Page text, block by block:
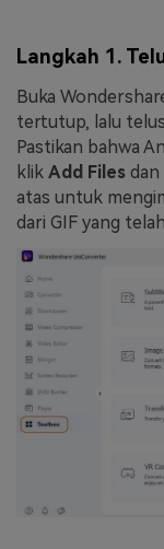
Langkah 1.
Buka
tertutup, lalu
Pastikan bahwa
klik Add Files
atas untuk
dari GIF yang